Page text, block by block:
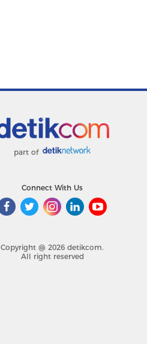
part of
Connect With Us
Copyright @ 2026 detikcom.
All right reserved